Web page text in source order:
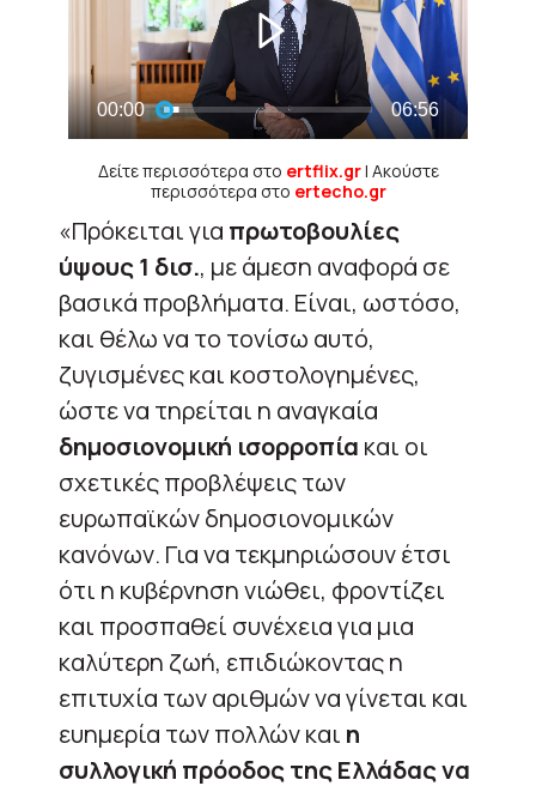
Δείτε περισσότερα στο ertflix.gr| Ακούστε
περισσότερα στο ertecho.gr
«Πρόκειται για πρωτοβουλίες
ύψους 1 δισ., με άμεση αναφορά σε
βασικά προβλήματα. Είναι, ωστόσο,
και θέλω να το τονίσω αυτό,
ζυγισμένες και κοστολογημένες,
ώστε να τηρείται η αναγκαία
δημοσιονομική ισορροπία και οι
σχετικές προβλέψεις των
ευρωπαϊκών δημοσιονομικών
κανόνων. Για να τεκμηριώσουν έτσι
ότι η κυβέρνηση νιώθει, φροντίζει
και προσπαθεί συνέχεια για μια
καλύτερη ζωή, επιδιώκοντας η
επιτυχία των αριθμών να γίνεται και
ευημερία των πολλών και η
συλλογική πρόοδος της Ελλάδας να